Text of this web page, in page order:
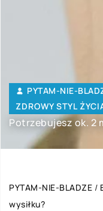
PYTAM-NIE-
ZDROWY STYL
Potrzebujesz ok. 2
PYTAM-NIE-BLADZE /
wysiłku?